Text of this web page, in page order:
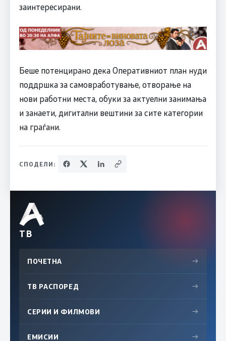
заинтересирани.
Беше потенцирано дека Оперативниот план нуди
поддршка за самовработување, отворање на
нови работни места, обуки за актуелни занимања
и занаети, дигитални вештини за сите категории
на граѓани.
СПОДЕЛИ:
ТВ
ПОЧЕТНА →
ТВ РАСПОРЕД →
СЕРИИ И ФИЛМОВИ →
ЕМИСИИ →